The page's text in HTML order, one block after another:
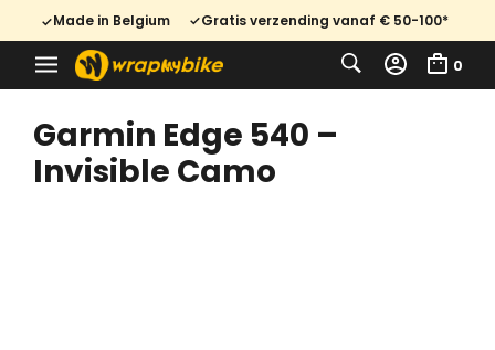
Made in Belgium Gratis verzending vanaf € 50-100*
0
Garmin Edge 540 –
Invisible Camo